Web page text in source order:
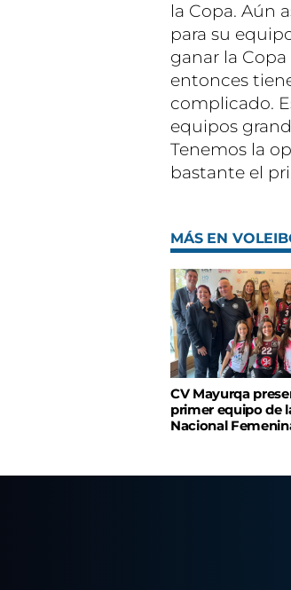
la Copa. Aún
para su
ganar la
entonces
complicado.
equipos
Tenemos la
bastante el
MÁS EN
CV Mayurqa
primer equipo de
Nacional